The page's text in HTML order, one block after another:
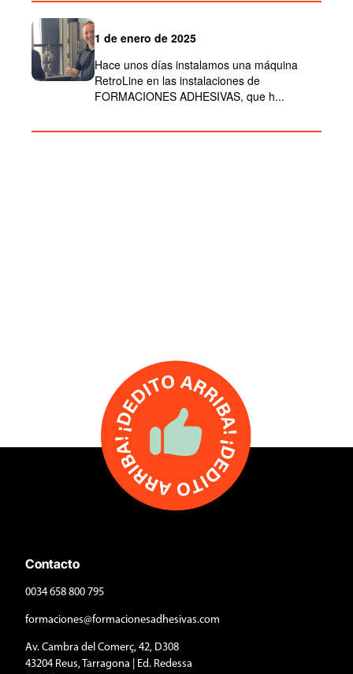
1 de enero de 2025
Hace unos días instalamos una máquina
RetroLine en las instalaciones de
FORMACIONES ADHESIVAS, que h...
Contacto
0034 658 800 795
formaciones@formacionesadhesivas.com
Av. Cambra del Comerç, 42, D308
43204 Reus, Tarragona | Ed. Redessa